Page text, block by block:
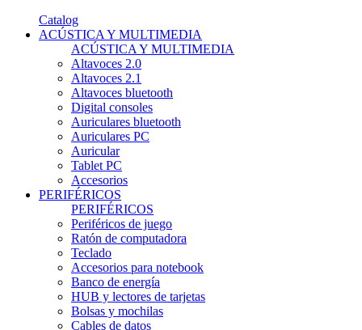
Catalog
ACÚSTICA Y MULTIMEDIA
ACÚSTICA Y MULTIMEDIA
Altavoces 2.0
Altavoces 2.1
Altavoces bluetooth
Digital consoles
Auriculares bluetooth
Auriculares PC
Auricular
Tablet PC
Accesorios
PERIFÉRICOS
PERIFÉRICOS
Periféricos de juego
Ratón de computadora
Teclado
Accesorios para notebook
Banco de energía
HUB y lectores de tarjetas
Bolsas y mochilas
Cables de datos